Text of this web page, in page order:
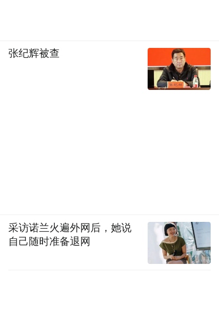
张纪辉被查
采访诺兰火遍外网后，她说
自己随时准备退网